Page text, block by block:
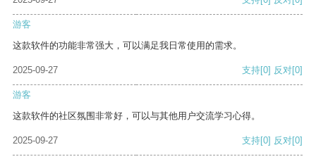
游客
这款软件的功能非常强大，可以满足我日常使用的需求。
2025-09-27 支持[0] 反对[0]
游客
这款软件的社区氛围非常好，可以与其他用户交流学习心得。
2025-09-27 支持[0] 反对[0]